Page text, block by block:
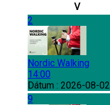
V
2
Nordic Walking
14:00
Dátum : 2026-08-02
9